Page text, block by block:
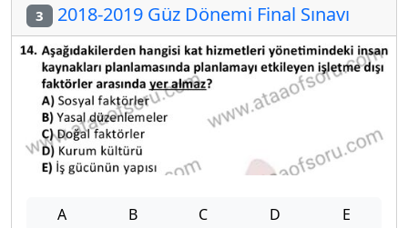
3 2018-2019 Güz Dönemi Final Sınavı
A B C D E